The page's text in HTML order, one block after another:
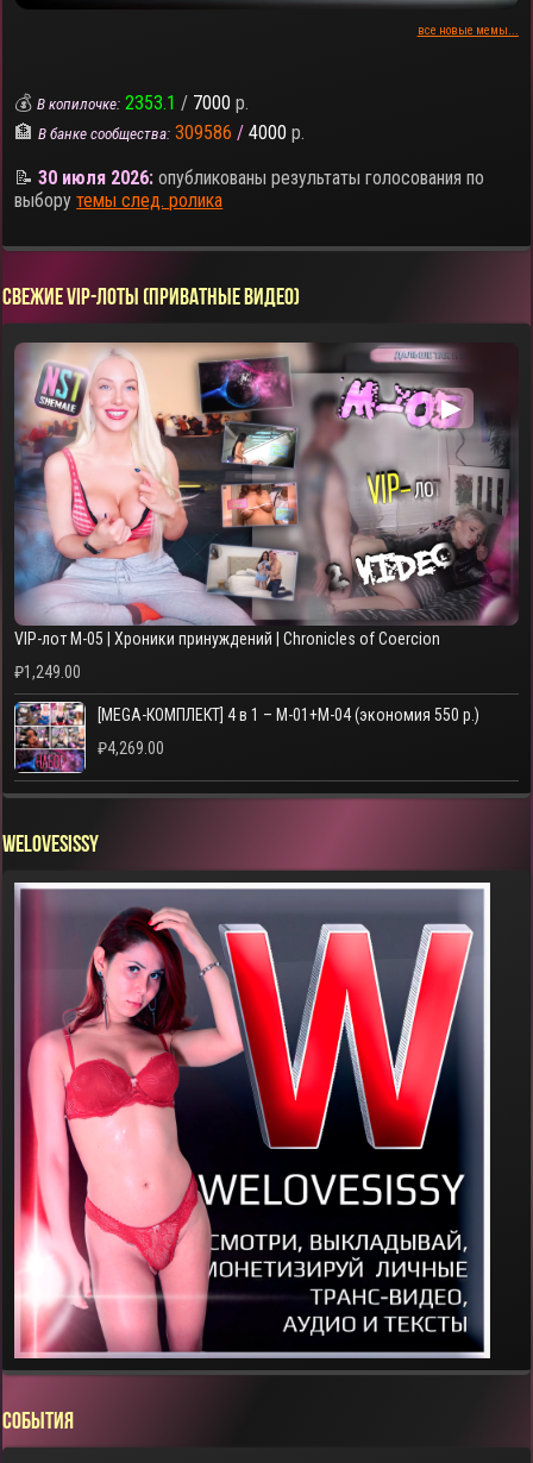
все новые мемы...
💰В копилочке: 2353.1 / 7000 р.
🏦В банке сообщества: 309586 / 4000 р.
📝30 июля 2026: опубликованы результаты голосования по
выборутемы след. ролика
СВЕЖИЕ VIP-ЛОТЫ (ПРИВАТНЫЕ ВИДЕО)
▶
VIP-лот M-05 | Хроники принуждений | Chronicles of Coercion
₽1,249.00
[MEGA-КОМПЛЕКТ] 4 в 1 – M-01+M-04 (экономия 550 р.)
₽4,269.00
WELOVESISSY
СОБЫТИЯ